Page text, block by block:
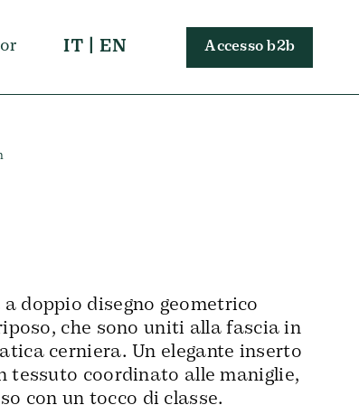
IT EN Accesso b2b
doppio disegno geometrico
che sono uniti alla fascia in
cerniera. Un elegante inserto
tessuto coordinato alle maniglie,
con un tocco di classe.